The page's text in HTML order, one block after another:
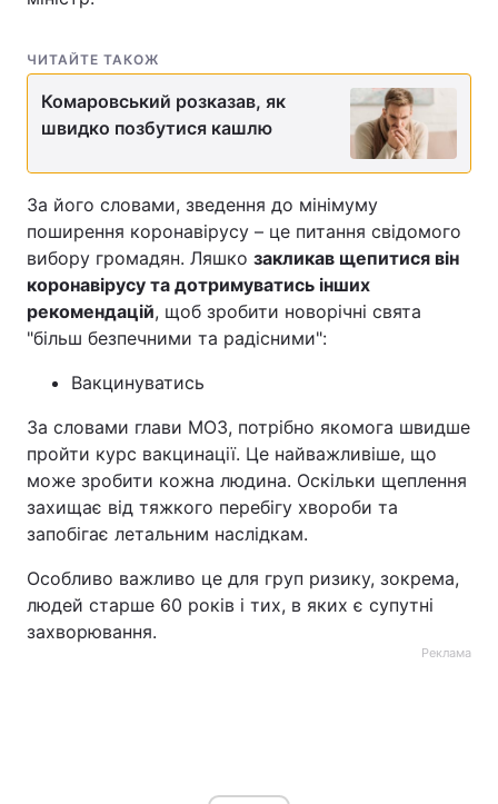
ЧИТАЙТЕ ТАКОЖ
Комаровський розказав, як
швидко позбутися кашлю
За його словами, зведення до мінімуму
поширення коронавірусу – це питання свідомого
вибору громадян. Ляшко закликав щепитися він
коронавірусу та дотримуватись інших
рекомендацій, щоб зробити новорічні свята
"більш безпечними та радісними":
Вакцинуватись
За словами глави МОЗ, потрібно якомога швидше
пройти курс вакцинації. Це найважливіше, що
може зробити кожна людина. Оскільки щеплення
захищає від тяжкого перебігу хвороби та
запобігає летальним наслідкам.
Особливо важливо це для груп ризику, зокрема,
людей старше 60 років і тих, в яких є супутні
захворювання.
Реклама